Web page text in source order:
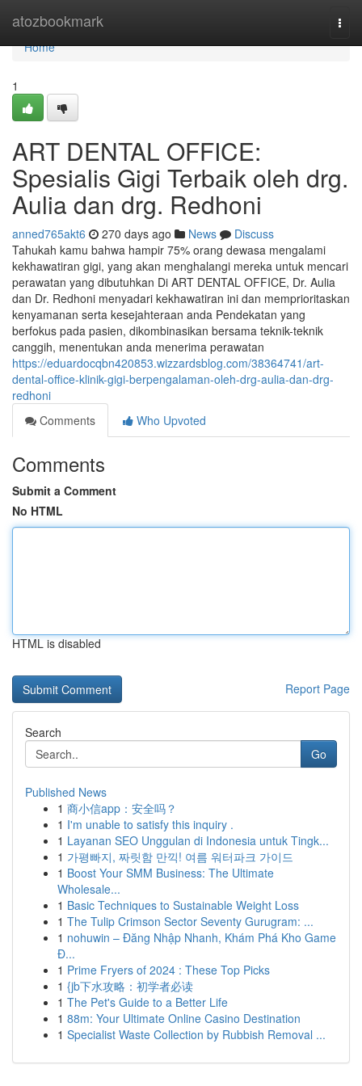
atozbookmark
Home
Home
1
ART DENTAL OFFICE:
Spesialis Gigi Terbaik oleh drg.
Aulia dan drg. Redhoni
anned765akt6 270 days ago News
Discuss
Tahukah kamu bahwa hampir 75% orang dewasa mengalami
kekhawatiran gigi, yang akan menghalangi mereka untuk mencari
perawatan yang dibutuhkan Di ART DENTAL OFFICE, Dr. Aulia
dan Dr. Redhoni menyadari kekhawatiran ini dan memprioritaskan
kenyamanan serta kesejahteraan anda Pendekatan yang
berfokus pada pasien, dikombinasikan bersama teknik-teknik
canggih, menentukan anda menerima perawatan
https://eduardocqbn420853.wizzardsblog.com/38364741/art-
dental-office-klinik-gigi-berpengalaman-oleh-drg-aulia-dan-drg-
redhoni
Comments
Who Upvoted
Comments
Submit a Comment
No HTML
HTML is disabled
Report Page
Search
Go
Published News
1 商小信app：安全吗？
1 I'm unable to satisfy this inquiry .
1 Layanan SEO Unggulan di Indonesia untuk Tingk...
1 가평빠지, 짜릿함 만끽! 여름 워터파크 가이드
1 Boost Your SMM Business: The Ultimate
Wholesale...
1 Basic Techniques to Sustainable Weight Loss
1 The Tulip Crimson Sector Seventy Gurugram: ...
1 nohuwin – Đăng Nhập Nhanh, Khám Phá Kho Game
Đ...
1 Prime Fryers of 2024 : These Top Picks
1 {jb下水攻略：初学者必读
1 The Pet's Guide to a Better Life
1 88m: Your Ultimate Online Casino Destination
1 Specialist Waste Collection by Rubbish Removal ...